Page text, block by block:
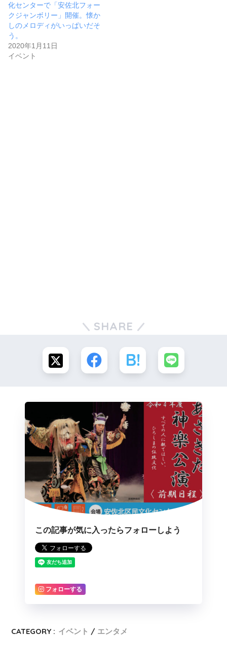
化センターで「安佐北フォー
クジャンボリー」開催。懐か
しのメロディがいっぱいだそ
う。
2020年1月11日
イベント
SHARE
この記事が気に入ったらフォローしよう
フォローする
CATEGORY : イベント エンタメ